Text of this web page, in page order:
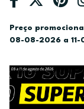
Preço
08-08-2026 a